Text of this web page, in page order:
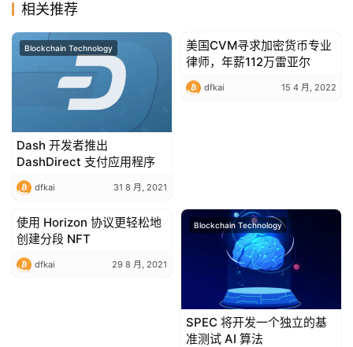
相关推荐
Blockchain Technology
Dash 开发者推出
DashDirect 支付应用程序
dfkai 31 8 月, 2021
Blockchain Technology
美国CVM寻求加密货币专业
律师，年薪112万雷亚尔
dfkai 15 4 月, 2022
Blockchain Technology
使用 Horizon 协议更轻松地
创建分段 NFT
dfkai 29 8 月, 2021
Blockchain Technology
SPEC 将开发一个独立的基
准测试 AI 算法